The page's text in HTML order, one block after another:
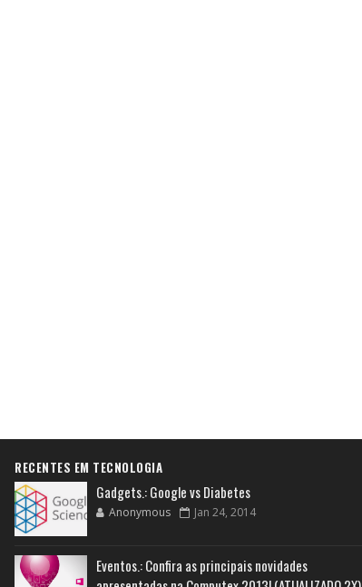
RECENTES EM TECNOLOGIA
Gadgets.: Google vs Diabetes
Anonymous Jan 24, 2014
Eventos.: Confira as principais novidades